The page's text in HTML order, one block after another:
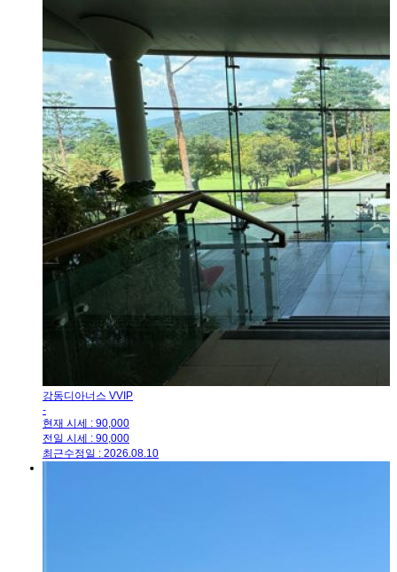
강동디아너스 VVIP
-
현재 시세 : 90,000
전일 시세 : 90,000
최근수정일 : 2026.08.10